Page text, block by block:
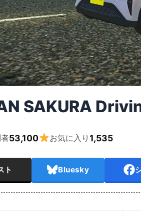
SAKURA
53,100 お気に入り1,535
ト Bluesky